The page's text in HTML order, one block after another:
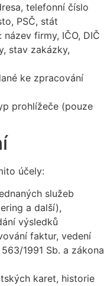
telefonní číslo
PSČ, stát
firmy, IČO, DIČ
stav zakázky,
ke zpracování
prohlížeče (pouze
účely:
služeb
a další),
výsledků
faktur, vedení
1991 Sb. a zákona
karet, historie